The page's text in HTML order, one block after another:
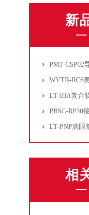
新
LT-03A复合
LT-PNP滴眼
相